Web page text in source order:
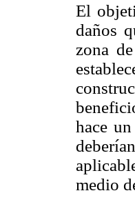
El
daños
zona
hace
medio